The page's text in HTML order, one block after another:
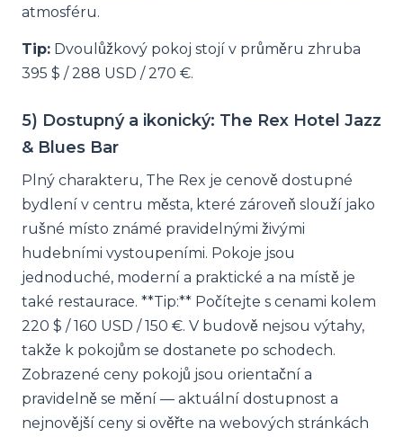
atmosféru.
Tip: Dvoulůžkový pokoj stojí v průměru zhruba
395 $ / 288 USD / 270 €.
5) Dostupný a ikonický: The Rex Hotel Jazz
& Blues Bar
Plný charakteru, The Rex je cenově dostupné
bydlení v centru města, které zároveň slouží jako
rušné místo známé pravidelnými živými
hudebními vystoupeními. Pokoje jsou
jednoduché, moderní a praktické a na místě je
také restaurace. **Tip:** Počítejte s cenami kolem
220 $ / 160 USD / 150 €. V budově nejsou výtahy,
takže k pokojům se dostanete po schodech.
Zobrazené ceny pokojů jsou orientační a
pravidelně se mění — aktuální dostupnost a
nejnovější ceny si ověřte na webových stránkách